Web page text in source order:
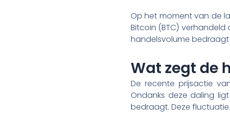
Op het moment van de
Bitcoin (BTC) verhandeld
handelsvolume bedraagt
Wat zegt de
De recente prijsactie
Ondanks deze daling
bedraagt. Deze